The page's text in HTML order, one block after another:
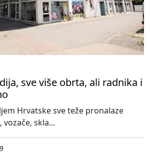
sve više obrta, ali radnika i
Hrvatske sve teže pronalaze
skla...